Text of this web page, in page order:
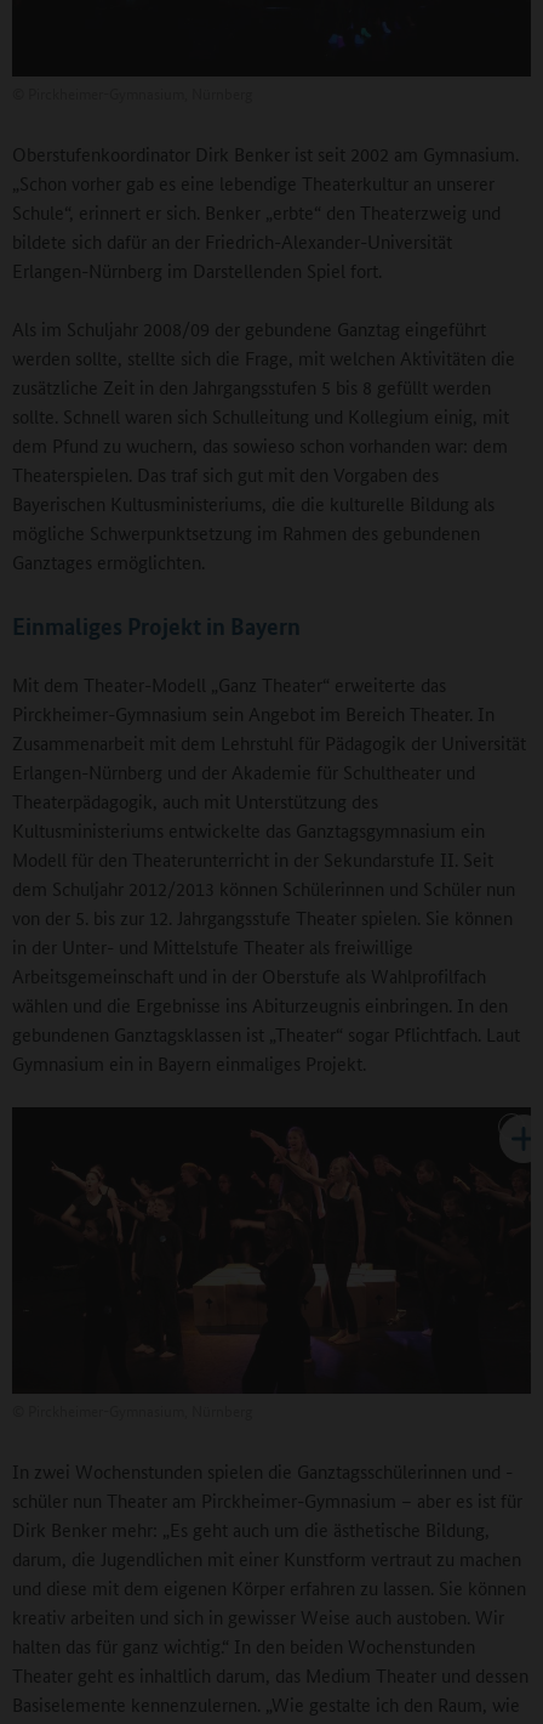
Oberstufenkoordinator Dirk Benker ist seit 2002 am Gymnasium.
„Schon vorher gab es eine lebendige Theaterkultur an unserer
Schule“, erinnert er sich. Benker „erbte“ den Theaterzweig und
bildete sich dafür an der Friedrich-Alexander-Universität
Erlangen-Nürnberg im Darstellenden Spiel fort.
Als im Schuljahr 2008/09 der gebundene Ganztag eingeführt
werden sollte, stellte sich die Frage, mit welchen Aktivitäten die
zusätzliche Zeit in den Jahrgangsstufen 5 bis 8 gefüllt werden
sollte. Schnell waren sich Schulleitung und Kollegium einig, mit
dem Pfund zu wuchern, das sowieso schon vorhanden war: dem
Theaterspielen. Das traf sich gut mit den Vorgaben des
Bayerischen Kultusministeriums, die die kulturelle Bildung als
mögliche Schwerpunktsetzung im Rahmen des gebundenen
Ganztages ermöglichten.
Einmaliges Projekt in Bayern
Mit dem Theater-Modell „Ganz Theater“ erweiterte das
Pirckheimer-Gymnasium sein Angebot im Bereich Theater. In
Zusammenarbeit mit dem Lehrstuhl für Pädagogik der Universität
Erlangen-Nürnberg und der Akademie für Schultheater und
Theaterpädagogik, auch mit Unterstützung des
Kultusministeriums entwickelte das Ganztagsgymnasium ein
Modell für den Theaterunterricht in der Sekundarstufe II. Seit
dem Schuljahr 2012/2013 können Schülerinnen und Schüler nun
von der 5. bis zur 12. Jahrgangsstufe Theater spielen. Sie können
in der Unter- und Mittelstufe Theater als freiwillige
Arbeitsgemeinschaft und in der Oberstufe als Wahlprofilfach
wählen und die Ergebnisse ins Abiturzeugnis einbringen. In den
gebundenen Ganztagsklassen ist „Theater“ sogar Pflichtfach. Laut
Gymnasium ein in Bayern einmaliges Projekt.
In zwei Wochenstunden spielen die Ganztagsschülerinnen und -
schüler nun Theater am Pirckheimer-Gymnasium – aber es ist für
Dirk Benker mehr: „Es geht auch um die ästhetische Bildung,
darum, die Jugendlichen mit einer Kunstform vertraut zu machen
und diese mit dem eigenen Körper erfahren zu lassen. Sie können
kreativ arbeiten und sich in gewisser Weise auch austoben. Wir
halten das für ganz wichtig.“ In den beiden Wochenstunden
Theater geht es inhaltlich darum, das Medium Theater und dessen
Basiselemente kennenzulernen. „Wie gestalte ich den Raum, wie